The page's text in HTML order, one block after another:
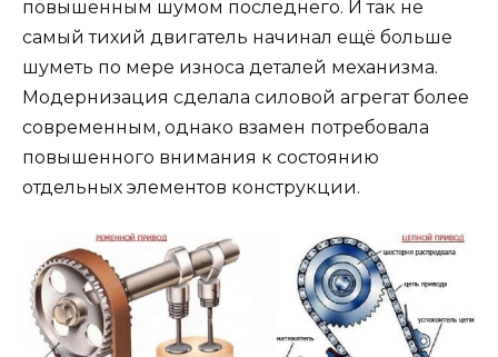
повышенным шумом последнего. И так не
самый тихий двигатель начинал ещё больше
шуметь по мере износа деталей механизма.
Модернизация сделала силовой агрегат более
современным, однако взамен потребовала
повышенного внимания к состоянию
отдельных элементов конструкции.